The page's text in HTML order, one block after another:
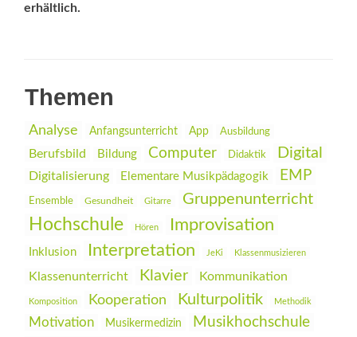
erhältlich.
Themen
Analyse Anfangsunterricht App Ausbildung
Berufsbild Bildung Computer Didaktik Digital
Digitalisierung Elementare Musikpädagogik EMP
Ensemble Gesundheit Gitarre Gruppenunterricht
Hochschule Hören Improvisation
Inklusion Interpretation JeKi Klassenmusizieren
Klassenunterricht Klavier Kommunikation
Komposition Kooperation Kulturpolitik Methodik
Motivation Musikermedizin Musikhochschule